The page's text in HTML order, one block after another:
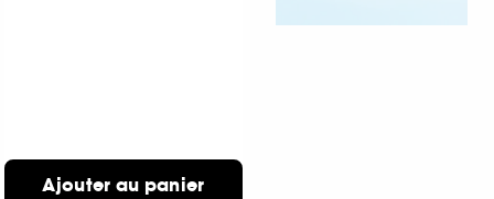
Ajouter au panier